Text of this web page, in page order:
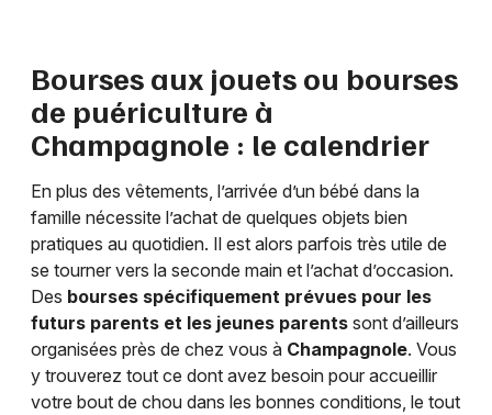
Bourses aux jouets ou bourses
de puériculture à
Champagnole : le calendrier
En plus des vêtements, l’arrivée d’un bébé dans la
famille nécessite l’achat de quelques objets bien
pratiques au quotidien. Il est alors parfois très utile de
se tourner vers la seconde main et l’achat d’occasion.
Des bourses spécifiquement prévues pour les
futurs parents et les jeunes parents sont d’ailleurs
organisées près de chez vous à Champagnole. Vous
y trouverez tout ce dont avez besoin pour accueillir
votre bout de chou dans les bonnes conditions, le tout